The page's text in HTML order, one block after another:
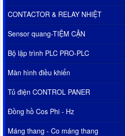
CONTACTOR & RELAY NHIỆT
Sensor quang-TIỆM CẬN
Bộ lập trình PLC PRO-PLC
Màn hình điều khiển
Tủ điện CONTROL PANER
Đồng hồ Cos Phi - Hz
Máng thang - Co máng thang